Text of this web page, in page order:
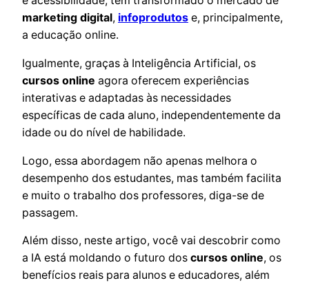
marketing digital, infoprodutos e, principalmente,
a educação online.
Igualmente, graças à Inteligência Artificial, os
cursos online agora oferecem experiências
interativas e adaptadas às necessidades
específicas de cada aluno, independentemente da
idade ou do nível de habilidade.
Logo, essa abordagem não apenas melhora o
desempenho dos estudantes, mas também facilita
e muito o trabalho dos professores, diga-se de
passagem.
Além disso, neste artigo, você vai descobrir como
a IA está moldando o futuro dos cursos online, os
benefícios reais para alunos e educadores, além